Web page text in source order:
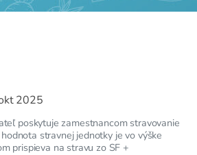
2025
poskytuje zamestnancom stravovanie
stravnej jednotky je vo výške
prispieva na stravu zo SF +